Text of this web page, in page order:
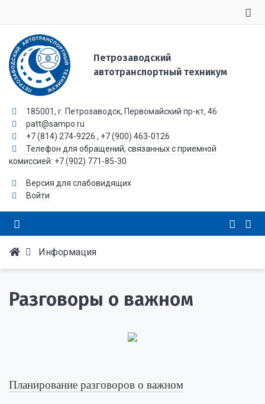
Петрозаводский
автотранспортный техникум
185001, г. Петрозаводск, Первомайский пр-кт, 46
patt@sampo.ru
+7 (814) 274-9226 , +7 (900) 463-0126
Телефон для обращений, связанных с приемной
комиссией: +7 (902) 771-85-30
Версия для слабовидящих
Войти
Информация
Разговоры о важном
Планирование разговоров о важном